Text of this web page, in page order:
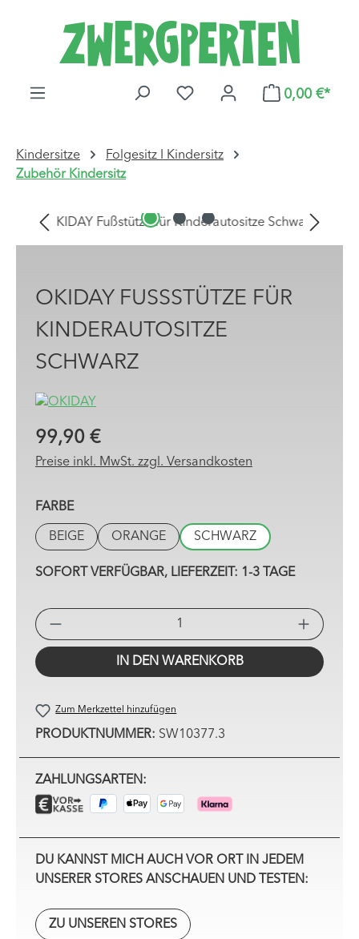
Zum Hauptinhalt springen
DU HAST 0 PRODUKTE AUF
0,00 €*
Kindersitze
Folgesitz I Kindersitz
Zubehör Kindersitz
Bildergalerie überspringen
OKIDAY FUSSSTÜTZE FÜR K
INDERAUTOSITZE S
CHWARZ
99,90 €
Preise inkl. MwSt. zzgl. Versandkosten
FARBEAUSWÄHLEN
BEIGE ORANGE SCHWARZ
SOFORT VERFÜGBAR, LIEFERZEIT: 1-3 TAGE
IN DEN WARENKORB
Zum Merkzettel hinzufügen
PRODUKTNUMMER: SW10377.3
ZAHLUNGSARTEN:
DU KANNST MICH AUCH VOR ORT IN JEDEM
UNSERER STORES ANSCHAUEN UND TESTEN:
ZU UNSEREN STORES